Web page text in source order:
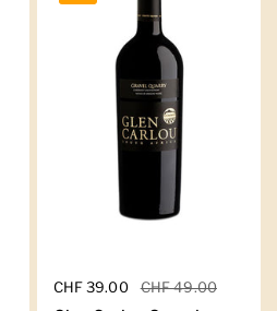
Regulärer Preis
CHF 39.00 Sale-Preis
CHF 49.00